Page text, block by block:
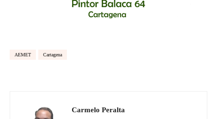
AEMET Cartagena
Carmelo Peralta